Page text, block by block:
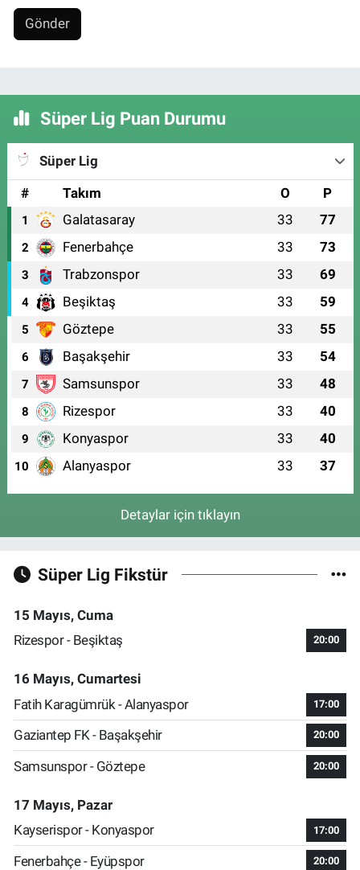
Gönder
Süper Lig Puan Durumu
Süper Lig
#
Takım O P
1 Galatasaray 33 77
2 Fenerbahçe 33 73
3 Trabzonspor 33 69
4 Beşiktaş 33 59
5 Göztepe 33 55
6 Başakşehir 33 54
7 Samsunspor 33 48
8 Rizespor 33 40
9 Konyaspor 33 40
10 Alanyaspor 33 37
Detaylar için tıklayın
Süper Lig Fikstür
15 Mayıs, Cuma
Rizespor - Beşiktaş
20:00
16 Mayıs, Cumartesi
Fatih Karagümrük - Alanyaspor
17:00
Gaziantep FK - Başakşehir 20:00
Samsunspor - Göztepe 20:00
17 Mayıs, Pazar
Kayserispor - Konyaspor
17:00
Fenerbahçe - Eyüpspor 20:00